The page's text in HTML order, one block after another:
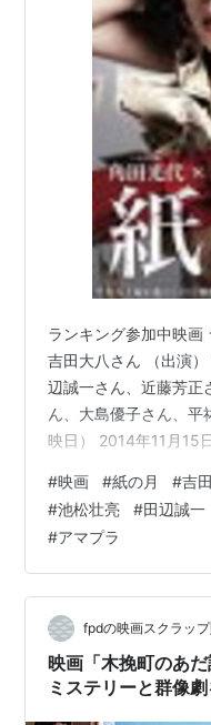
ランキング参加中映画
吉田大八さん （出演
辺誠一さん、近藤芳正
ん、大島優子さん、平
映日） 2014年11月15
1994年。梅澤梨花は
夫と穏やかな日々を送
銀行」でも、丁寧な仕
を得ていた。一見、何
花だが、自分への関
#映画 #紙の月 #吉
#池松壮亮 #田辺誠一
#アマプラ
fpdの映画スクラッ
映画「木挽町のあ
ミステリーと群像劇